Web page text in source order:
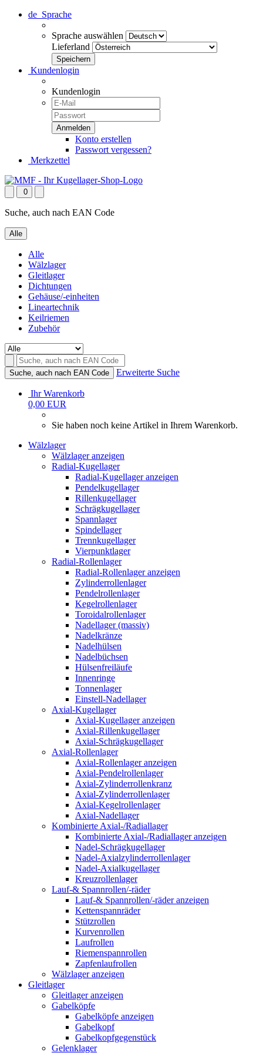
de Sprache
Sprache auswählen
Lieferland
Kundenlogin
Kundenlogin
Konto erstellen
Passwort vergessen?
Merkzettel
0
Suche, auch nach EAN Code
Alle
Alle
Wälzlager
Gleitlager
Dichtungen
Gehäuse/-einheiten
Lineartechnik
Keilriemen
Zubehör
Suche, auch nach EAN Code Erweiterte Suche
Ihr Warenkorb
0,00 EUR
Sie haben noch keine Artikel in Ihrem Warenkorb.
Wälzlager
Wälzlager anzeigen
Radial-Kugellager
Radial-Kugellager anzeigen
Pendelkugellager
Rillenkugellager
Schrägkugellager
Spannlager
Spindellager
Trennkugellager
Vierpunktlager
Radial-Rollenlager
Radial-Rollenlager anzeigen
Zylinderrollenlager
Pendelrollenlager
Kegelrollenlager
Toroidalrollenlager
Nadellager (massiv)
Nadelkränze
Nadelhülsen
Nadelbüchsen
Hülsenfreiläufe
Innenringe
Tonnenlager
Einstell-Nadellager
Axial-Kugellager
Axial-Kugellager anzeigen
Axial-Rillenkugellager
Axial-Schrägkugellager
Axial-Rollenlager
Axial-Rollenlager anzeigen
Axial-Pendelrollenlager
Axial-Zylinderrollenkranz
Axial-Zylinderrollenlager
Axial-Kegelrollenlager
Axial-Nadellager
Kombinierte Axial-/Radiallager
Kombinierte Axial-/Radiallager anzeigen
Nadel-Schrägkugellager
Nadel-Axialzylinderrollenlager
Nadel-Axialkugellager
Kreuzrollenlager
Lauf-& Spannrollen/-räder
Lauf-& Spannrollen/-räder anzeigen
Kettenspannräder
Stützrollen
Kurvenrollen
Laufrollen
Riemenspannrollen
Zapfenlaufrollen
Wälzlager anzeigen
Gleitlager
Gleitlager anzeigen
Gabelköpfe
Gabelköpfe anzeigen
Gabelkopf
Gabelkopfgegenstück
Gelenklager